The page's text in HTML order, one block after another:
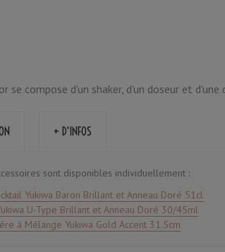
se compose d'un shaker, d'un doseur et d'une
+ D'INFOS
sont disponibles individuellement :
Yukiwa Baron Brillant et Anneau Doré 51cl
U-Type Brillant et Anneau Doré 30/45ml
à Mélange Yukiwa Gold Accent 31.5cm